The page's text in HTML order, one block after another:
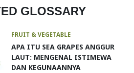
GLOSSARY
FRUIT & VEGETABLE
APA ITU SEA GRAPES ANGGUR
LAUT: MENGENAL ISTIMEWA
DAN KEGUNAANNYA